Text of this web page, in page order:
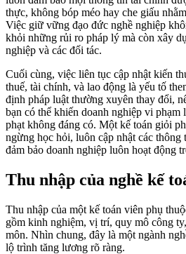
thực, không bóp méo hay che giấu
Việc giữ vững đạo đức nghề nghiệp
khỏi những rủi ro pháp lý mà còn xây
nghiệp và các đối tác.
Cuối cùng, việc liên tục cập nhật kiến
thuế, tài chính, và lao động là yếu tố
định pháp luật thường xuyên thay đổi,
bạn có thể khiến doanh nghiệp vi phạm
phạt không đáng có. Một kế toán giỏi
ngừng học hỏi, luôn cập nhật các
đảm bảo doanh nghiệp luôn hoạt động
Thu nhập của nghề kế
Thu nhập của một kế toán viên phụ
gồm kinh nghiệm, vị trí, quy mô công
môn. Nhìn chung, đây là một ngành
lộ trình tăng lương rõ ràng.